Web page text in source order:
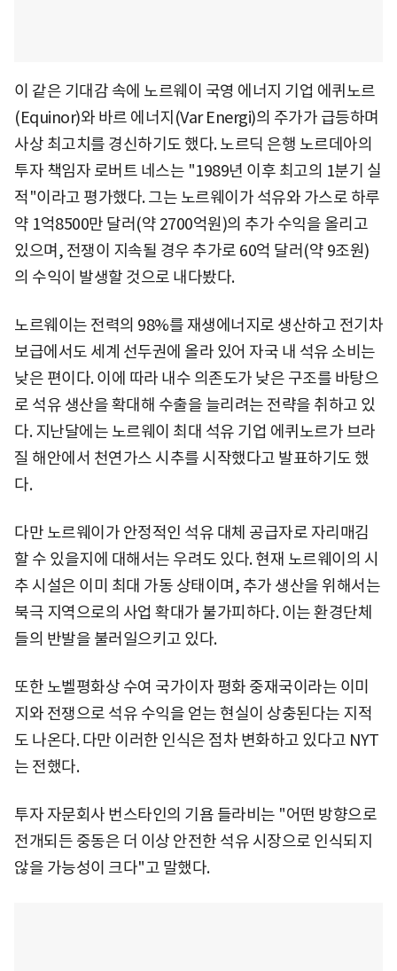
이 같은 기대감 속에 노르웨이 국영 에너지 기업 에퀴노르
(Equinor)와 바르 에너지(Var Energi)의 주가가 급등하며
사상 최고치를 경신하기도 했다. 노르딕 은행 노르데아의
투자 책임자 로버트 네스는 "1989년 이후 최고의 1분기 실
적"이라고 평가했다. 그는 노르웨이가 석유와 가스로 하루
약 1억8500만 달러(약 2700억원)의 추가 수익을 올리고
있으며, 전쟁이 지속될 경우 추가로 60억 달러(약 9조원)
의 수익이 발생할 것으로 내다봤다.
노르웨이는 전력의 98%를 재생에너지로 생산하고 전기차
보급에서도 세계 선두권에 올라 있어 자국 내 석유 소비는
낮은 편이다. 이에 따라 내수 의존도가 낮은 구조를 바탕으
로 석유 생산을 확대해 수출을 늘리려는 전략을 취하고 있
다. 지난달에는 노르웨이 최대 석유 기업 에퀴노르가 브라
질 해안에서 천연가스 시추를 시작했다고 발표하기도 했
다.
다만 노르웨이가 안정적인 석유 대체 공급자로 자리매김
할 수 있을지에 대해서는 우려도 있다. 현재 노르웨이의 시
추 시설은 이미 최대 가동 상태이며, 추가 생산을 위해서는
북극 지역으로의 사업 확대가 불가피하다. 이는 환경단체
들의 반발을 불러일으키고 있다.
또한 노벨평화상 수여 국가이자 평화 중재국이라는 이미
지와 전쟁으로 석유 수익을 얻는 현실이 상충된다는 지적
도 나온다. 다만 이러한 인식은 점차 변화하고 있다고 NYT
는 전했다.
투자 자문회사 번스타인의 기욤 들라비는 "어떤 방향으로
전개되든 중동은 더 이상 안전한 석유 시장으로 인식되지
않을 가능성이 크다"고 말했다.